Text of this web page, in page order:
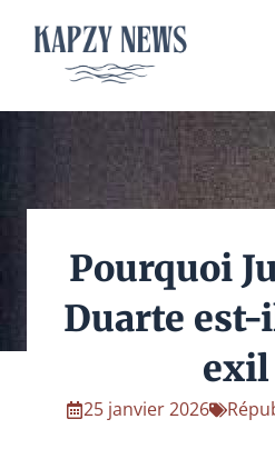
contenu
Pourquoi
Duarte
exil
25 janvier 2026